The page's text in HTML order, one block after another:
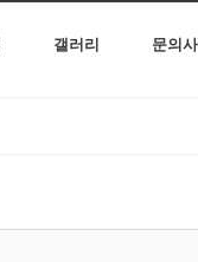
갤러리 문의